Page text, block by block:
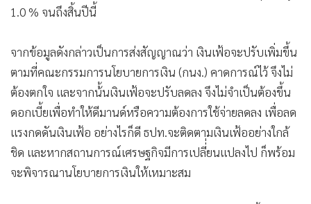
1.0 % จนถึงสิ้นปีนี้
จากข้อมูลดังกล่าวเป็นการส่งสัญญาณว่า เงินเฟ้อจะปรับเพิ่มขึ้น
ตามที่คณะกรรมการนโยบายการเงิน (กนง.) คาดการณ์ไว้ จึงไม่
ต้องตกใจ และจากน้้นเงินเฟ้อจะปรับลดลง จึงไม่จำเป็นต้องขึ้น
ดอกเบี้ยเพื่อทำให้ดีมานด์หรือความต้องการใช้จ่ายลดลง เพื่อลด
แรงกดดันเงินเฟ้อ อย่างไรก็ดี ธปท.จะติดตามเงินเฟ้ออย่างใกล้
ชิด และหากสถานการณ์เศรษฐกิจมีการเปลี่่ยนแปลงไป ก็พร้อม
จะพิจารณานโยบายการเงินให้เหมาะสม